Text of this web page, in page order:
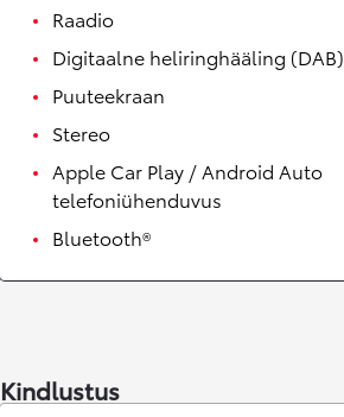
Raadio
Digitaalne heliringhääling (DAB)
Puuteekraan
Stereo
Apple Car Play / Android Auto
telefoniühenduvus
Bluetooth®
Kindlustus